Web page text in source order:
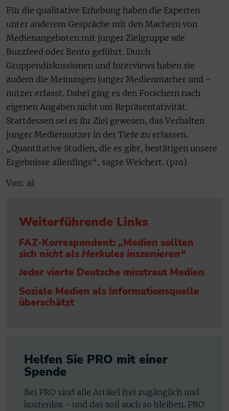
Für die qualitative Erhebung haben die Experten
unter anderem Gespräche mit den Machern von
Medienangeboten mit junger Zielgruppe wie
Buzzfeed oder Bento geführt. Durch
Gruppendiskussionen und Interviews haben sie
zudem die Meinungen junger Medienmacher und -
nutzer erfasst. Dabei ging es den Forschern nach
eigenen Angaben nicht um Repräsentativität.
Stattdessen sei es ihr Ziel gewesen, das Verhalten
junger Mediennutzer in der Tiefe zu erfassen.
„Quantitative Studien, die es gibt, bestätigen unsere
Ergebnisse allerdings“, sagte Weichert. (pro)
Von: al
Weiterführende Links
FAZ-Korrespondent: „Medien sollten
sich nicht als Herkules inszenieren“
Jeder vierte Deutsche misstraut Medien
Soziale Medien als Informationsquelle
überschätzt
Helfen Sie PRO mit einer
Spende
Bei PRO sind alle Artikel frei zugänglich und
kostenlos - und das soll auch so bleiben. PRO